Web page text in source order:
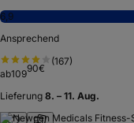
6,9
Ansprechend
(167)
ab10990€
Lieferung 8. – 11. Aug.